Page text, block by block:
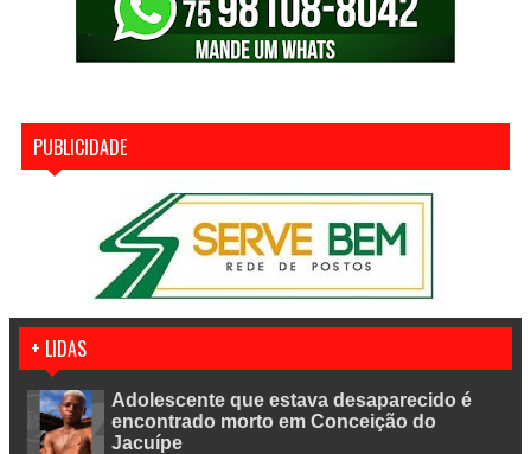
PUBLICIDADE
+ LIDAS
Adolescente que estava desaparecido é
encontrado morto em Conceição do
Jacuípe